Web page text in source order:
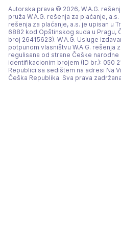
Autorska prava © 2026, W.A.G.
pruža W.A.G. rešenja za plaćanje,
rešenja za plaćanje, a.s. je upisan u
6882 kod Opštinskog suda u Pragu,
broj 26415623). W.A.G. Usluge
potpunom vlasništvu W.A.G. rešenja
regulisana od strane Češke
identifikacionim brojem (ID br.): 050
Republici sa sedištem na adresi Na
Češka Republika. Sva prava